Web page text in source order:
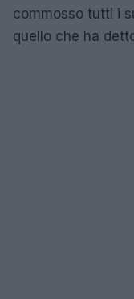
commosso tutti i
quello che ha